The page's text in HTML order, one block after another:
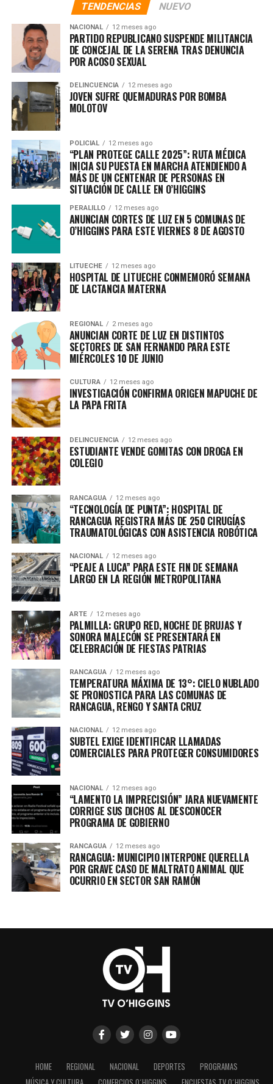
TENDENCIAS NUEVO
NACIONAL 12 meses ago
PARTIDO REPUBLICANO SUSPENDE MILITANCIA
DE CONCEJAL DE LA SERENA TRAS DENUNCIA
POR ACOSO SEXUAL
DELINCUENCIA 12 meses ago
JOVEN SUFRE QUEMADURAS POR BOMBA
MOLOTOV
POLICIAL 12 meses ago
“PLAN PROTEGE CALLE 2025”: RUTA MÉDICA
INICIA SU PUESTA EN MARCHA ATENDIENDO A
MÁS DE UN CENTENAR DE PERSONAS EN
SITUACIÓN DE CALLE EN O’HIGGINS
PERALILLO 12 meses ago
ANUNCIAN CORTES DE LUZ EN 5 COMUNAS DE
O’HIGGINS PARA ESTE VIERNES 8 DE AGOSTO
LITUECHE 12 meses ago
HOSPITAL DE LITUECHE CONMEMORÓ SEMANA
DE LACTANCIA MATERNA
REGIONAL 2 meses ago
ANUNCIAN CORTE DE LUZ EN DISTINTOS
SECTORES DE SAN FERNANDO PARA ESTE
MIÉRCOLES 10 DE JUNIO
CULTURA 12 meses ago
INVESTIGACIÓN CONFIRMA ORIGEN MAPUCHE DE
LA PAPA FRITA
DELINCUENCIA 12 meses ago
ESTUDIANTE VENDE GOMITAS CON DROGA EN
COLEGIO
RANCAGUA 12 meses ago
“TECNOLOGÍA DE PUNTA”: HOSPITAL DE
RANCAGUA REGISTRA MÁS DE 250 CIRUGÍAS
TRAUMATOLÓGICAS CON ASISTENCIA ROBÓTICA
NACIONAL 12 meses ago
“PEAJE A LUCA” PARA ESTE FIN DE SEMANA
LARGO EN LA REGIÓN METROPOLITANA
ARTE 12 meses ago
PALMILLA: GRUPO RED, NOCHE DE BRUJAS Y
SONORA MALECÓN SE PRESENTARÁ EN
CELEBRACIÓN DE FIESTAS PATRIAS
RANCAGUA 12 meses ago
TEMPERATURA MÁXIMA DE 13°: CIELO NUBLADO
SE PRONOSTICA PARA LAS COMUNAS DE
RANCAGUA, RENGO Y SANTA CRUZ
NACIONAL 12 meses ago
SUBTEL EXIGE IDENTIFICAR LLAMADAS
COMERCIALES PARA PROTEGER CONSUMIDORES
NACIONAL 12 meses ago
“LAMENTO LA IMPRECISIÓN” JARA NUEVAMENTE
CORRIGE SUS DICHOS AL DESCONOCER
PROGRAMA DE GOBIERNO
RANCAGUA 12 meses ago
RANCAGUA: MUNICIPIO INTERPONE QUERELLA
POR GRAVE CASO DE MALTRATO ANIMAL QUE
OCURRIO EN SECTOR SAN RAMÓN
HOME REGIONAL NACIONAL DEPORTES
PROGRAMAS